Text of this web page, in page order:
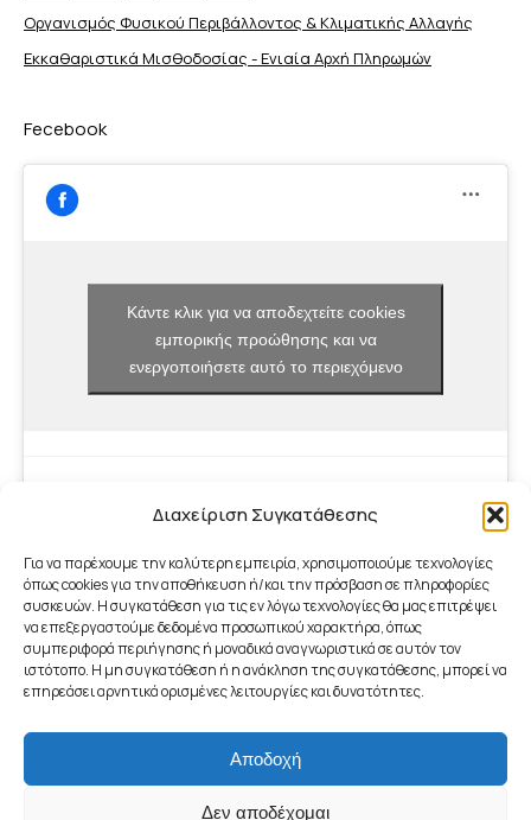
Διαχείριση Συγκατάθεσης
Για να παρέχουμε την καλύτερη εμπειρία, χρησιμοποιούμε τεχνολογίες
όπως cookies για την αποθήκευση ή/και την πρόσβαση σε πληροφορίες
συσκευών. Η συγκατάθεση για τις εν λόγω τεχνολογίες θα μας επιτρέψει
να επεξεργαστούμε δεδομένα προσωπικού χαρακτήρα, όπως
συμπεριφορά περιήγησης ή μοναδικά αναγνωριστικά σε αυτόν τον
ιστότοπο. Η μη συγκατάθεση ή η ανάκληση της συγκατάθεσης, μπορεί να
επηρεάσει αρνητικά ορισμένες λειτουργίες και δυνατότητες.
Αποδοχή
Δεν αποδέχομαι
Οργανισμός Φυσικού Περιβάλλοντος & Κλιματικής Aλλαγής
Εκκαθαριστικά Μισθοδοσίας - Ενιαία Αρχή Πληρωμών
Fecebook
Κάντε κλικ για να αποδεχτείτε cookies
εμπορικής προώθησης και να
ενεργοποιήσετε αυτό το περιεχόμενο
footer_menu
© 2026 - Γραφείο ΤΠΕ Δήμου Μαραθώνος | ICT Office of